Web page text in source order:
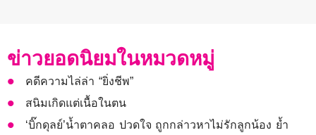
ข่าวยอดนิยมในหมวดหมู่
คดีความไล่ล่า “ยิ่งชีพ”
สนิมเกิดแต่เนื้อในตน
‘บิ๊กดุลย์’น้ำตาคลอ ปวดใจ ถูกกล่าวหาไม่รักลูกน้อง ย้ำ